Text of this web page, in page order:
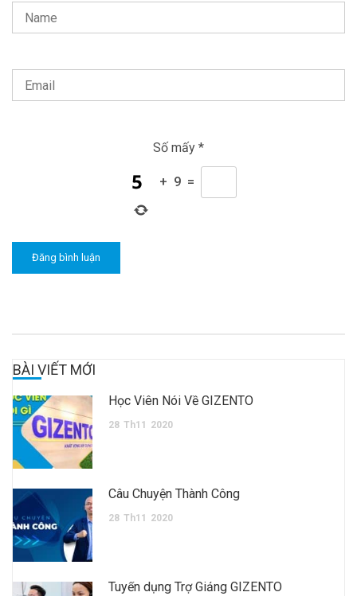
Số mấy *
+ 9 =
BÀI VIẾT MỚI
Học Viên Nói Về GIZENTO
28 Th11 2020
Câu Chuyện Thành Công
28 Th11 2020
Tuyển dụng Trợ Giảng GIZENTO